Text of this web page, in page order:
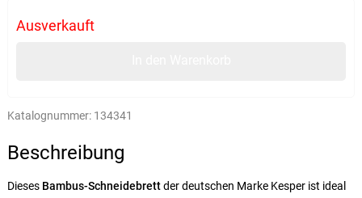
Ausverkauft
Katalognummer: 134341
Beschreibung
Dieses Bambus-Schneidebrettder deutschen Marke Kesper ist ideal